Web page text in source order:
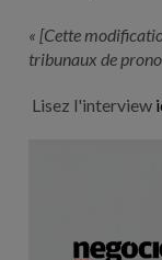
« [Cette
tribunaux de
Lisez l'interview